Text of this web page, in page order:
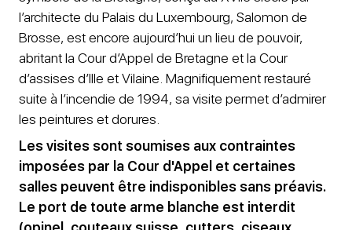
l’architecte du Palais du Luxembourg, Salomon de
Brosse, est encore aujourd’hui un lieu de pouvoir,
abritant la Cour d’Appel de Bretagne et la Cour
d’assises d’Ille et Vilaine. Magnifiquement restauré
suite à l’incendie de 1994, sa visite permet d’admirer
les peintures et dorures.
Les visites sont soumises aux contraintes
imposées par la Cour d'Appel et certaines
salles peuvent être indisponibles sans préavis.
Le port de toute arme blanche est interdit